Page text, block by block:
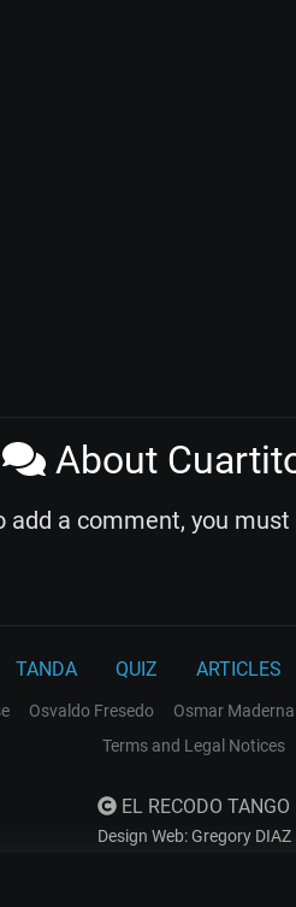
About
add a comment, you must
TANDA QUIZ ARTICLES
Osvaldo Fresedo Osmar Maderna
Terms and Legal Notices
EL RECODO TANGO
Design Web: Gregory DIAZ